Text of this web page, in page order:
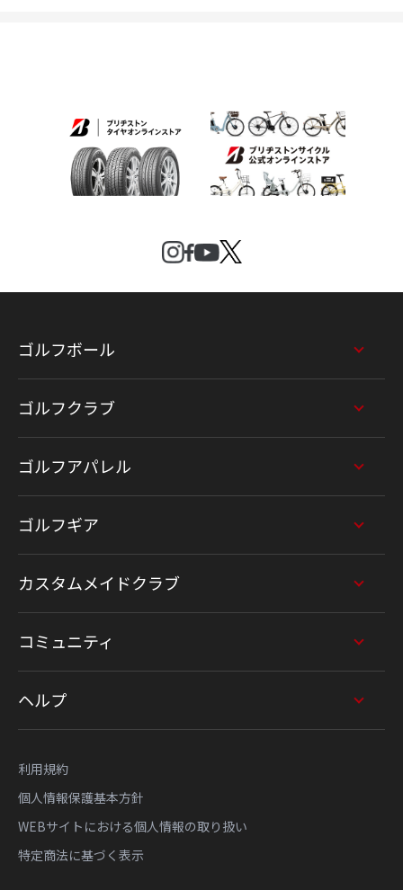
ゴルフボール
ゴルフクラブ
ゴルフアパレル
ゴルフギア
カスタムメイドクラブ
コミュニティ
ヘルプ
利用規約
個人情報保護基本方針
WEBサイトにおける個人情報の取り扱い
特定商法に基づく表示